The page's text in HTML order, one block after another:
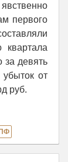
первого
квартала
за девять
от
руб.